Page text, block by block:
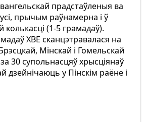
прадстаўленыя ва
прычым раўнамерна і ў
колькасці (1-5 грамадаў).
ХВЕ сканцэтравалася на
Мінскай і Гомельскай
30 супольнасцяў хрысціянаў
дзейнічаюць у Пінскім раёне і